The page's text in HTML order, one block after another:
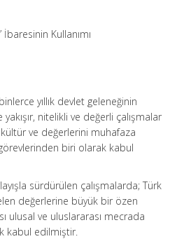
Kullanımı
yıllık devlet geleneğinin
yakışır, nitelikli ve değerli çalışmalar
ve değerlerini muhafaza
biri olarak kabul
sürdürülen çalışmalarda; Türk
değerlerine büyük bir özen
ulusal ve uluslararası mecrada
kabul edilmiştir.